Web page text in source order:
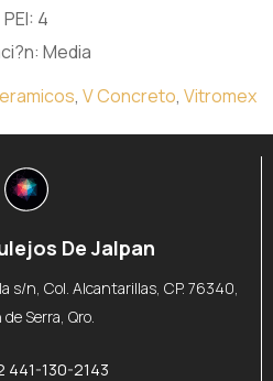
PEI: 4
Media
, V Concreto, Vitromex
De Jalpan
s/n, Col. Alcantarillas, CP. 76340,
Serra, Qro.
441-130-2143